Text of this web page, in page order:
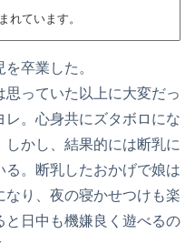
れています。
卒業した。
っていた以上に大変だっ
。心身共にズタボロにな
かし、結果的には断乳に
。断乳したおかげで娘は
り、夜の寝かせつけも楽
と日中も機嫌良く遊べるの